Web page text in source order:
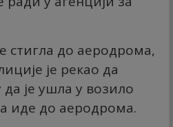
стигла до аеродрома,
је рекао да
је ушла у возило
иде до аеродрома.